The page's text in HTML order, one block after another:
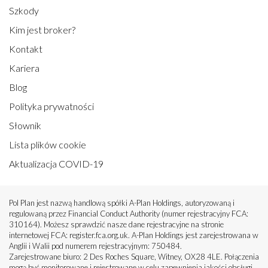
Szkody
Kim jest broker?
Kontakt
Kariera
Blog
Polityka prywatności
Słownik
Lista plików cookie
Aktualizacja COVID-19
Pol Plan jest nazwą handlową spółki A-Plan Holdings, autoryzowaną i
regulowaną przez Financial Conduct Authority (numer rejestracyjny FCA:
310164). Możesz sprawdzić nasze dane rejestracyjne na stronie
internetowej FCA: register.fca.org.uk. A-Plan Holdings jest zarejestrowana w
Anglii i Walii pod numerem rejestracyjnym: 750484.
Zarejestrowane biuro: 2 Des Roches Square, Witney, OX28 4LE. Połączenia